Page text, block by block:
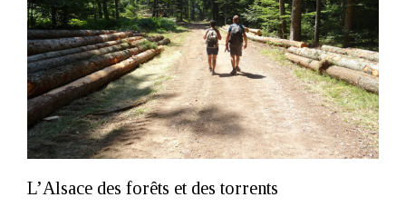
L’Alsace des forêts et des torrents